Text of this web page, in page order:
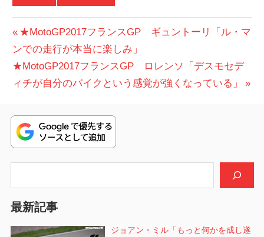
投
稿
ナ
ビ
ゲ
ー
ン
前
の
投
稿:
★MotoGP2017フランスGP ギュントーリ「ル・マ
ンでの走行が本当に楽しみ」
次
の
稿:
★MotoGP2017フランスGP ロレンソ「デスモセデ
ィチが自分のバイクという感覚が強くなっている」
最新記事
ジョアン・ミル「もっと何かを成し遂